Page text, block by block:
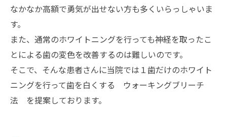
なかなか高額で勇気が出せない方も多くいらっしゃいま
す。
また、通常のホワイトニングを行っても神経を取ったこ
とによる歯の変色を改善するのは難しいのです。
そこで、そんな患者さんに当院では１歯だけのホワイト
ニングを行って歯を白くする ウォーキングブリーチ
法 を提案しております。